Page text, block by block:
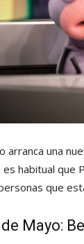
arranca una
es habitual
que
Mayo: